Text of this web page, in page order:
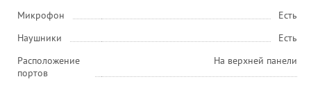
Микрофон
Есть
Наушники
Есть
Расположение
портов
На верхней панели